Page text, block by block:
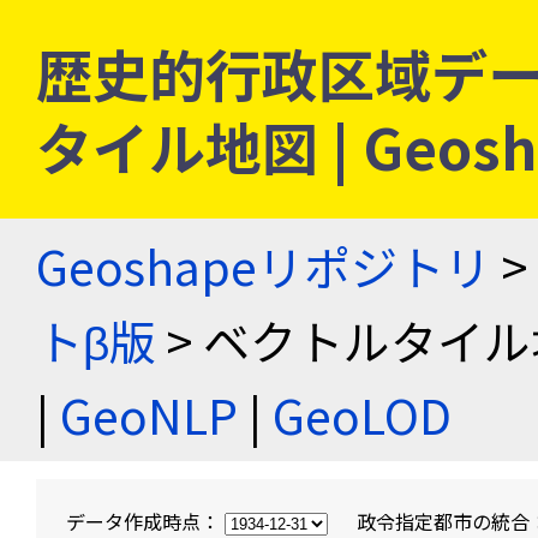
歴史的行政区域デ
タイル地図 |
Geoshapeリポジトリ >
トβ版 > ベクトルタイ
| GeoNLP | GeoLOD
データ作成時点： 政令指定都市の統